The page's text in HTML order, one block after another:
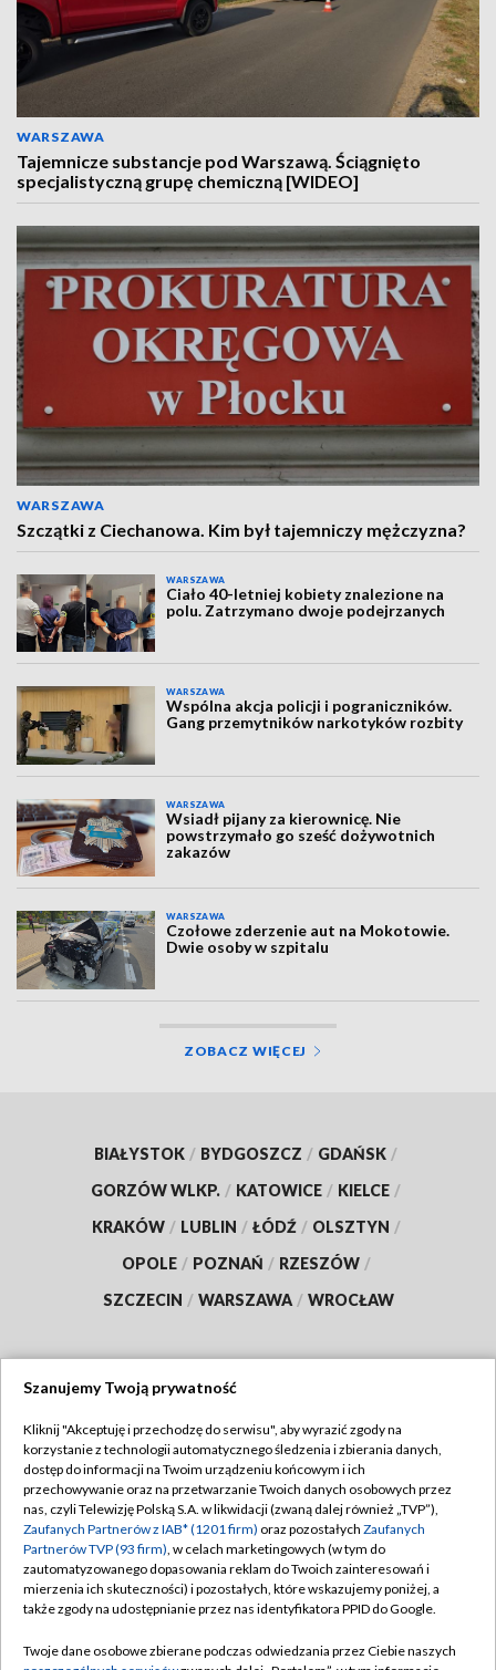
WARSZAWA
Tajemnicze substancje pod Warszawą. Ściągnięto
specjalistyczną grupę chemiczną [WIDEO]
WARSZAWA
Szczątki z Ciechanowa. Kim był tajemniczy mężczyzna?
WARSZAWA
Ciało 40-letniej kobiety znalezione na
polu. Zatrzymano dwoje podejrzanych
WARSZAWA
Wspólna akcja policji i pograniczników.
Gang przemytników narkotyków rozbity
WARSZAWA
Wsiadł pijany za kierownicę. Nie
powstrzymało go sześć dożywotnich
zakazów
WARSZAWA
Czołowe zderzenie aut na Mokotowie.
Dwie osoby w szpitalu
ZOBACZ WIĘCEJ
BIAŁYSTOK / BYDGOSZCZ / GDAŃSK /
GORZÓW WLKP. / KATOWICE / KIELCE /
KRAKÓW / LUBLIN / ŁÓDŹ / OLSZTYN /
OPOLE / POZNAŃ / RZESZÓW /
SZCZECIN / WARSZAWA / WROCŁAW
TVP
Abonament TVP
Emisja w TVP
Centrum informacji TVP
Naziemna Telewizja Cyfrowa
Regulamin TVP
Polityka prywatności
Moje zgody
Pomoc
Szanujemy Twoją prywatność
Kliknij "Akceptuję i przechodzę do serwisu", aby wyrazić zgody na
korzystanie z technologii automatycznego śledzenia i zbierania danych,
dostęp do informacji na Twoim urządzeniu końcowym i ich
przechowywanie oraz na przetwarzanie Twoich danych osobowych przez
nas, czyli Telewizję Polską S.A. w likwidacji (zwaną dalej również „TVP”),
Zaufanych Partnerów z IAB* (1201 firm) oraz pozostałych Zaufanych
Partnerów TVP (93 firm), w celach marketingowych (w tym do
zautomatyzowanego dopasowania reklam do Twoich zainteresowań i
mierzenia ich skuteczności) i pozostałych, które wskazujemy poniżej, a
także zgody na udostępnianie przez nas identyfikatora PPID do Google.
Twoje dane osobowe zbierane podczas odwiedzania przez Ciebie naszych